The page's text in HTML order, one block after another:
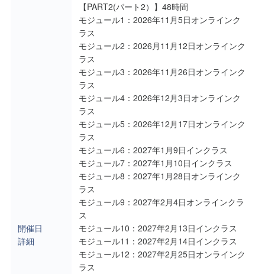
開催日
詳細
【PART2(パート2）】48時間
モジュール1：2026年11月5日オンラインク
ラス
モジュール2：2026月11月12日オンラインク
ラス
モジュール3：2026年11月26日オンラインク
ラス
モジュール4：2026年12月3日オンラインク
ラス
モジュール5：2026年12月17日オンラインク
ラス
モジュール6：2027年1月9日インクラス
モジュール7：2027年1月10日インクラス
モジュール8：2027年1月28日オンラインク
ラス
モジュール9：2027年2月4日オンラインクラ
ス
モジュール10：2027年2月13日インクラス
モジュール11：2027年2月14日インクラス
モジュール12：2027年2月25日オンラインク
ラス